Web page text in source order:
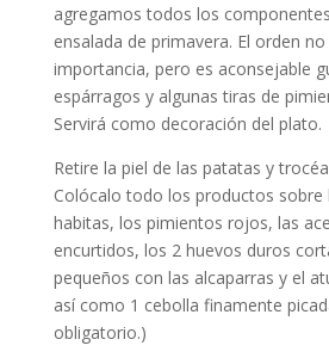
agregamos todos los
ensalada de primavera. El orden
importancia, pero es aconsejable
espárragos y algunas tiras de
Servirá como decoración del plato.
Retire la piel de las patatas y
Colócalo todo los productos sobre
habitas, los pimientos rojos, las
encurtidos, los 2 huevos duros
pequeños con las alcaparras y el
así como 1 cebolla finamente
obligatorio.)